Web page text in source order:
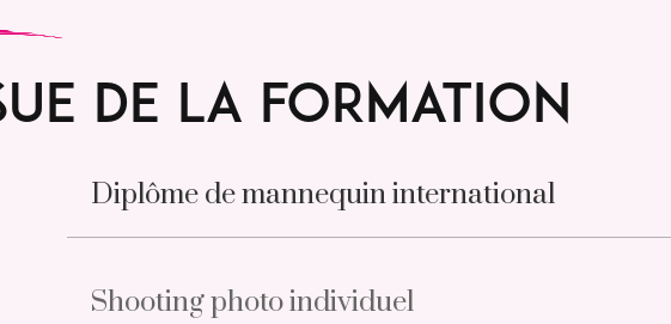
de la formation
Diplôme de mannequin international
Shooting photo individuel